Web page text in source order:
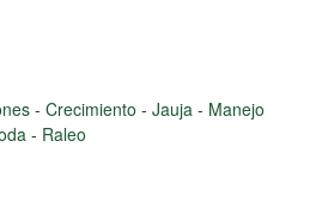
- Crecimiento - Jauja - Manejo
- Raleo